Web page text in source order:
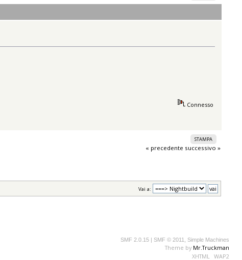
Connesso
STAMPA
« precedente successivo »
Vai a:
SMF 2.0.15 SMF © 2011 Simple Machines
Theme by Mr.Truckman
XHTML WAP2